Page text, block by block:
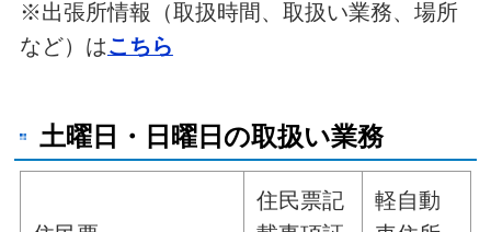
※出張所情報（取扱時間、取扱い業務、場所
など）はこちら
土曜日・日曜日の取扱い業務
住民票記
軽自動